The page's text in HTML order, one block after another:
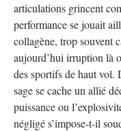
articulations grincent
performance se jouait
collagène, trop souvent
aujourd’hui irruption là
des sportifs de haut vol.
sage se cache un allié
puissance ou
négligé s’impose-t-il